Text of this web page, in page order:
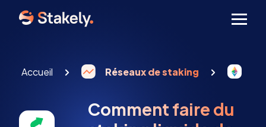
Accueil Réseaux de staking
Comment faire du